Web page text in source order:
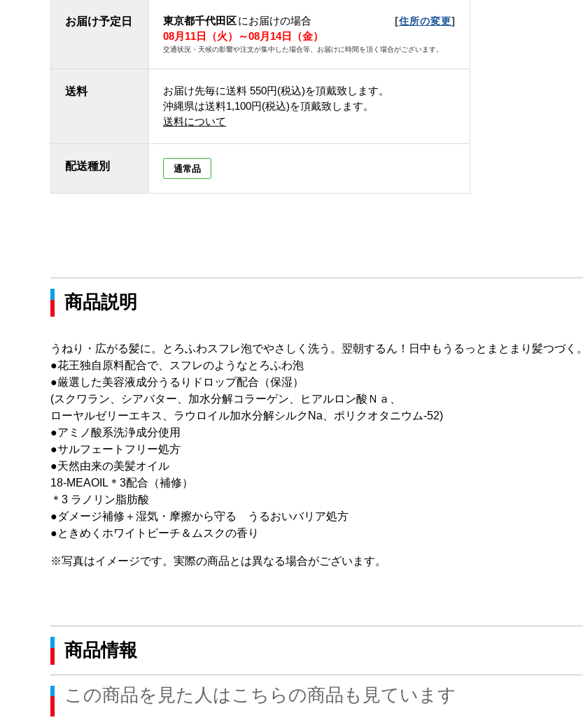
お届け予定日 東京都千代田区にお届けの場合 [住所の変更]
08月11日（火）～08月14日（金）
交通状況・天候の影響や注文が集中した場合等、お届けに時間を頂く場合がございます。
送料 お届け先毎に送料 550円(税込)を頂戴致します。
沖縄県は送料1,100円(税込)を頂戴致します。
送料について
配送種別 通常品
商品説明
うねり・広がる髪に。とろふわスフレ泡でやさしく洗う。翌朝するん！日中もうるっとまとまり髪つづく。
●花王独自原料配合で、スフレのようなとろふわ泡
●厳選した美容液成分うるりドロップ配合（保湿）
(スクワラン、シアバター、加水分解コラーゲン、ヒアルロン酸Ｎａ、
ローヤルゼリーエキス、ラウロイル加水分解シルクNa、ポリクオタニウム-52)
●アミノ酸系洗浄成分使用
●サルフェートフリー処方
●天然由来の美髪オイル
18-MEAOIL＊3配合（補修）
＊3 ラノリン脂肪酸
●ダメージ補修＋湿気・摩擦から守る うるおいバリア処方
●ときめくホワイトピーチ＆ムスクの香り
※写真はイメージです。実際の商品とは異なる場合がございます。
商品情報
この商品を見た人はこちらの商品も見ています